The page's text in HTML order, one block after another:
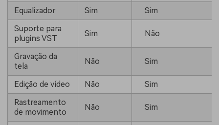
Equalizador Sim
Sim
Suporte para
plugins VST
Sim Não
Gravação da
tela
Não Sim
Edição de vídeo Não
Sim
Rastreamento
de movimento
Não Sim